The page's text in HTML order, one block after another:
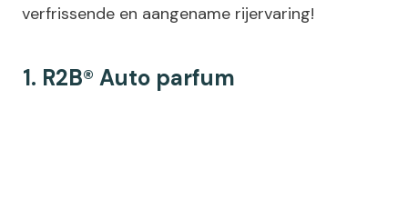
verfrissende en aangename rijervaring!
1. R2B® Auto parfum